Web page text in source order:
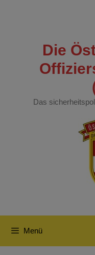
Die
Das
Menü